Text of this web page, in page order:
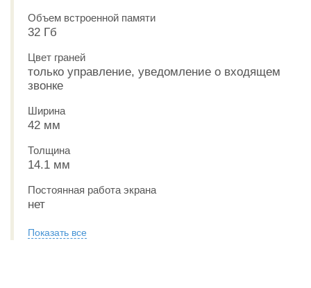
Объем встроенной памяти
32 Гб
Цвет граней
только управление, уведомление о входящем
звонке
Ширина
42 мм
Толщина
14.1 мм
Постоянная работа экрана
нет
Показать все